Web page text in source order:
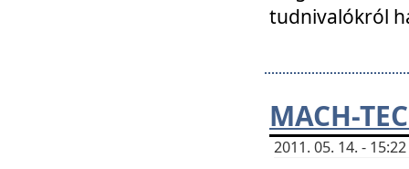
tudnivalókról
MACH-
2011. 05. 14. -